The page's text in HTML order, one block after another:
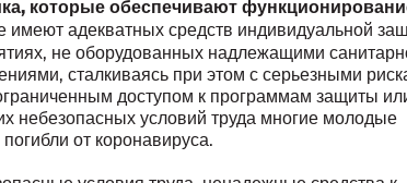
которые обеспечивают
имеют адекватных средств индивидуальной
не оборудованных надлежащими
сталкиваясь при этом с серьезными
доступом к программам защиты
небезопасных условий труда многие молодые
от коронавируса.